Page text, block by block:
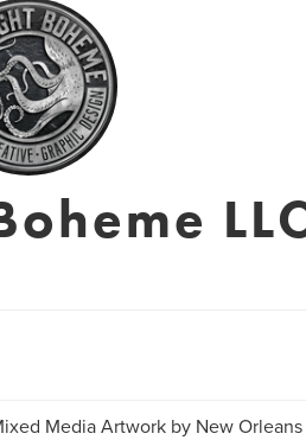
Media Artwork by New